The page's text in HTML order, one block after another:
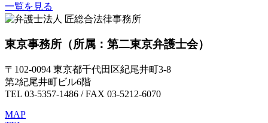
一覧を見る
東京事務所 （所属：第二東京弁護士会）
〒102-0094 東京都千代田区紀尾井町3-8
第2紀尾井町ビル6階
TEL 03-5357-1486 / FAX 03-5212-6070
MAP